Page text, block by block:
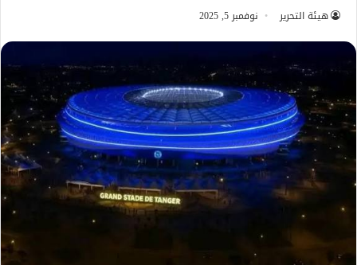
هيئة التحرير نوفمبر 5, 2025